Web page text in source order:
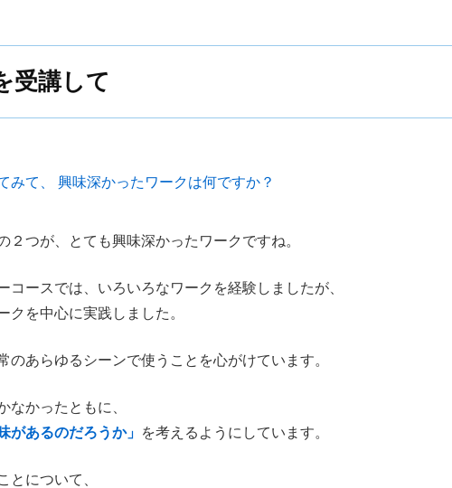
受講して
て、 興味深かったワークは何ですか？
２つが、とても興味深かったワークですね。
コースでは、いろいろなワークを経験しましたが、
クを中心に実践しました。
のあらゆるシーンで使うことを心がけています。
なかったともに、
があるのだろうか」 を考えるようにしています。
とについて、